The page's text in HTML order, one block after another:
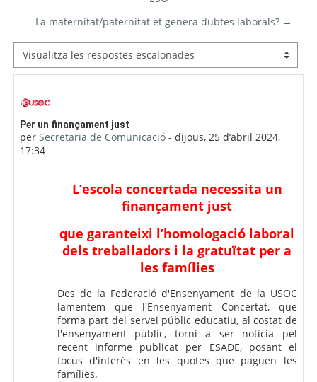
La maternitat/paternitat et genera dubtes laborals? →
Mode de visualització
Per un finançament just
perSecretaria de Comunicació -dijous, 25 d’abril 2024,
17:34
Nombre de respostes: 0
L’escola concertada necessita un
finançament just
que garanteixi l’homologació laboral
dels treballadors i la gratuïtat per a
les famílies
Des de la Federació d'Ensenyament de la USOC
lamentem que l'Ensenyament Concertat, que
forma part del servei públic educatiu, al costat de
l'ensenyament públic, torni a ser notícia pel
recent informe publicat per ESADE, posant el
focus d'interès en les quotes que paguen les
famílies.